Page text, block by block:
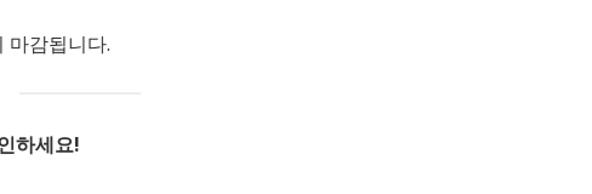
마감됩니다.
하세요!